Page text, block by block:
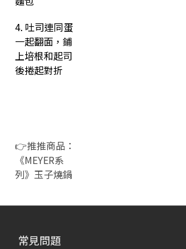
4. 吐司連同蛋
一起翻面，鋪
上培根和起司
後捲起對折
👉推推商品：
《MEYER系
列》玉子燒鍋
常見問題